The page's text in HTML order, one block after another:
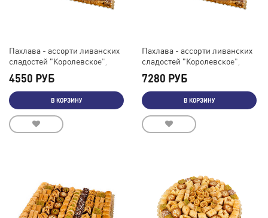
Пахлава - ассорти ливанских
сладостей "Королевское",
3000 г
4550 РУБ
В КОРЗИНУ
Пахлава - ассорти ливанских
сладостей "Королевское",
5000 г
7280 РУБ
В КОРЗИНУ